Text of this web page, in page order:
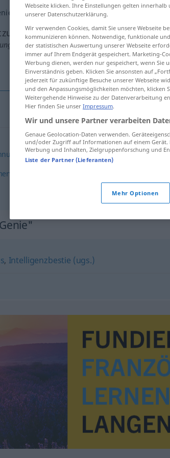
anklicken/antippen)
ein
, Intelligenzbestie (ugs.)
Webseite klicken. Ihre Einstellungen gelten
unserer Datenschutzerklärung.
Wir verwenden Cookies, damit Sie unsere Webseite
kommunizieren können. Notwendige, funktionale
der statistischen Auswertung unserer Webseite
immer auf Ihrem Endgerät gespeichert. Marketing-
Werbung dienen, werden nur gespeichert, wenn Sie
Einverständnis geben. Klicken Sie ansonsten auf
jederzeit für zukünftige Besuche unserer Webseite
und den Anpassungsmöglichkeiten möchten, klicken
Weitergehende Hinweise zu der Datenverarbeitung
Hier finden Sie unser Impressum.
Wir und unsere Partner verarbeiten
Genaue Geolocation-Daten verwenden.
und/oder Zugriff auf Informationen auf einem
Werbung und Inhalten, Zielgruppenforschung und
Liste der Partner (Lieferanten)
Mehr Optionen